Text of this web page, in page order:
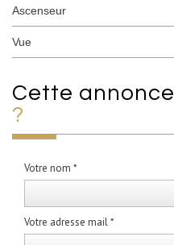
Ascenseur
Vue
cette annonce
?
Votre nom *
Votre adresse mail *